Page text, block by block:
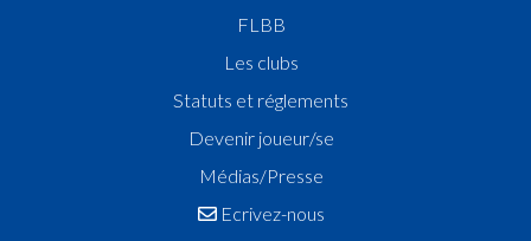
Vainqueur Coupe de Luxembourg
Champion de Luxembourg
Vainqueur Coupe de Luxembourg
FLBB
Les clubs
Statuts et réglements
Devenir joueur/se
Médias/Presse
Ecrivez-nous